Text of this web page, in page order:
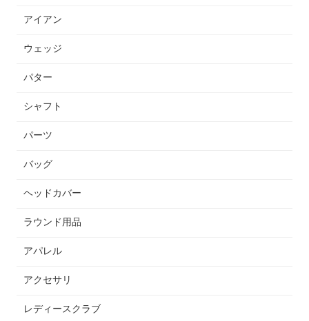
アイアン
ウェッジ
パター
シャフト
パーツ
バッグ
ヘッドカバー
ラウンド用品
アパレル
アクセサリ
レディースクラブ